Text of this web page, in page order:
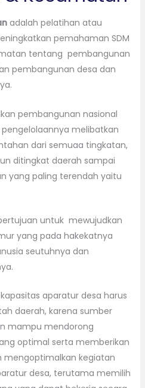
adalah pelatihan atau
pemahaman SDM
tentang pembangunan
pembangunan desa dan
pembangunan nasional
melibatkan
dari semuaa tingkatan,
ditingkat daerah sampai
yang paling terendah yaitu
untuk mewujudkan
yang pada hakekatnya
seutuhnya dan
aparatur desa harus
daerah, karena sumber
mampu mendorong
optimal serta memberikan
kegiatan
desa, terutama memilih